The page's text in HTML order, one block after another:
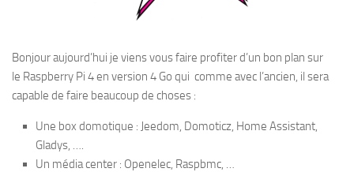
Bonjour aujourd’hui je viens vous faire profiter d’un bon plan sur
le Raspberry Pi 4 en version 4 Go qui comme avec l’ancien, il sera
capable de faire beaucoup de choses :
Une box domotique : Jeedom, Domoticz, Home Assistant,
Gladys, ….
Un média center : Openelec, Raspbmc, …